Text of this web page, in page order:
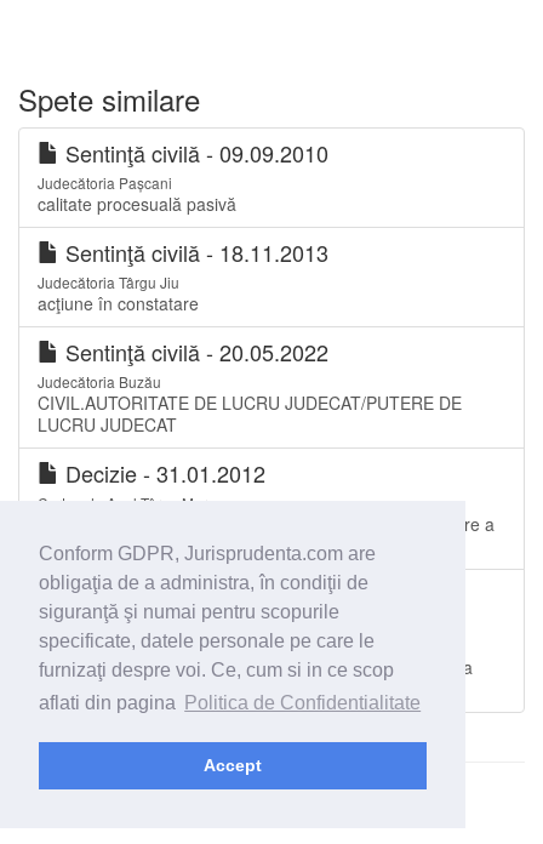
Conform GDPR, Jurisprudenta.com are
obligaţia de a administra, în condiţii de
siguranţă şi numai pentru scopurile
specificate, datele personale pe care le
furnizaţi despre voi. Ce, cum si in ce scop
aflati din pagina
Politica de Confidentialitate
Accept
Spete similare
Sentinţă civilă - 09.09.2010
Judecătoria Pașcani
calitate procesuală pasivă
Sentinţă civilă - 18.11.2013
Judecătoria Târgu Jiu
acţiune în constatare
Sentinţă civilă - 20.05.2022
Judecătoria Buzău
CIVIL.AUTORITATE DE LUCRU JUDECAT/PUTERE DE
LUCRU JUDECAT
Decizie - 31.01.2012
Curtea de Apel Târgu Mureș
Acţiune în anularea Hotărârii Consiliului Local de asociere a
unui consiliu local cu o societate comercială
Sentinţă civilă - 27.02.2014
Tribunalul Satu Mare
Litigiu privind funcţionarii publici – Legea nr. 188/1999 -
Anulare decizie stabilire drepturi salariale, emisă în urma
promovării funcţionarilor publici de execuţie